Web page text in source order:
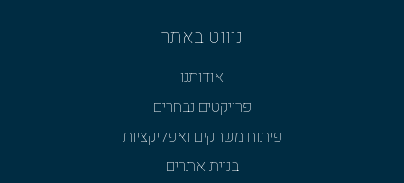
ניווט באתר
אודותנו
פרויקטים נבחרים
פיתוח משחקים ואפליקציות
בניית אתרים